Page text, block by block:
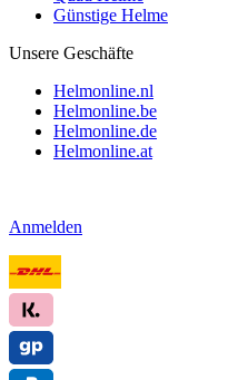
Günstige Helme
Unsere Geschäfte
Helmonline.nl
Helmonline.be
Helmonline.de
Helmonline.at
Anmelden